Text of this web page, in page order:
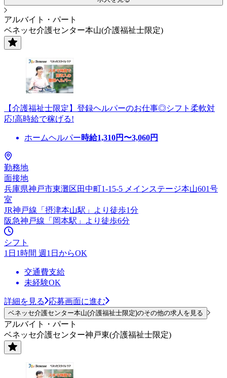
アルバイト・パート
ベネッセ介護センター本山(介護福祉士限定)
【介護福祉士限定】登録ヘルパーのお仕事◎シフト柔軟対
応!高時給で稼げる!
ホームヘルパー時給1,310円〜3,060円
勤務地
面接地
兵庫県神戸市東灘区田中町1-15-5 メインステージ本山601号
室
JR神戸線「摂津本山駅」より徒歩1分
阪急神戸線「岡本駅」より徒歩6分
シフト
1日1時間 週1日からOK
交通費支給
未経験OK
詳細を見る 応募画面に進む
ベネッセ介護センター本山(介護福祉士限定)のその他の求人を見る
アルバイト・パート
ベネッセ介護センター神戸東(介護福祉士限定)